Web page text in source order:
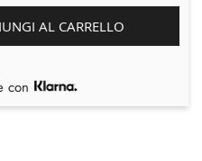
AL CARRELLO
con